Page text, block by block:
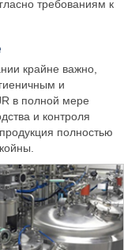
требованиям к
крайне важно,
и
в полной мере
и контроля
полностью